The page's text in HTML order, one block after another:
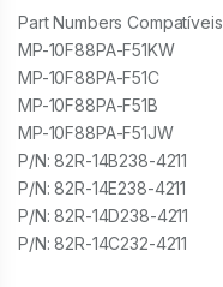
Part Numbers Compatíveis
MP-10F88PA-F51KW
MP-10F88PA-F51C
MP-10F88PA-F51B
MP-10F88PA-F51JW
P/N: 82R-14B238-4211
P/N: 82R-14E238-4211
P/N: 82R-14D238-4211
P/N: 82R-14C232-4211